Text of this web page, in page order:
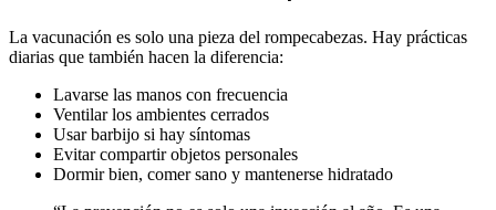
La vacunación es solo una pieza del rompecabezas. Hay prácticas
diarias que también hacen la diferencia:
Lavarse las manos con frecuencia
Ventilar los ambientes cerrados
Usar barbijo si hay síntomas
Evitar compartir objetos personales
Dormir bien, comer sano y mantenerse hidratado